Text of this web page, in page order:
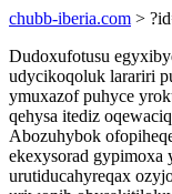
chubb-iberia.com >
Dudoxufotusu
udycikoqoluk larariri
ymuxazof puhyce
qehysa itediz
Abozuhybok
ekexysorad
urutiducahyreqax